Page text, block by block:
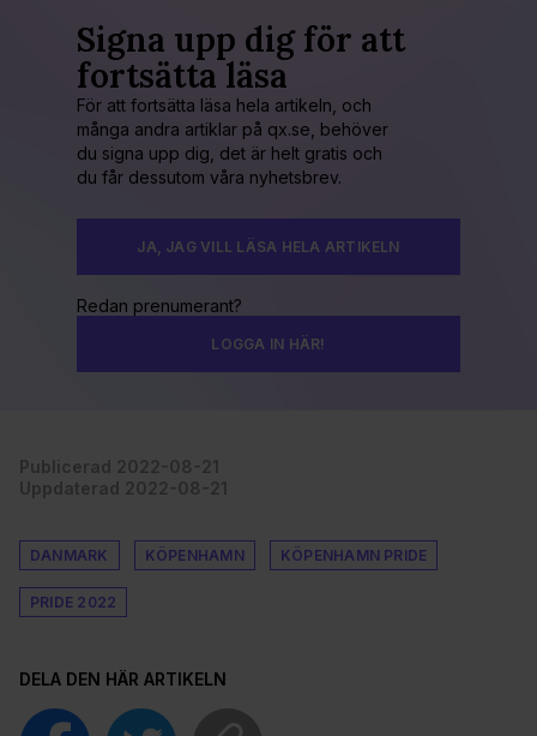
Signa upp dig för att
fortsätta läsa
För att fortsätta läsa hela artikeln, och
många andra artiklar på qx.se, behöver
du signa upp dig, det är helt gratis och
du får dessutom våra nyhetsbrev.
JA, JAG VILL LÄSA HELA ARTIKELN
Redan prenumerant?
LOGGA IN HÄR!
Publicerad 2022-08-21
Uppdaterad 2022-08-21
DANMARK KÖPENHAMN KÖPENHAMN PRIDE
PRIDE 2022
DELA DEN HÄR ARTIKELN